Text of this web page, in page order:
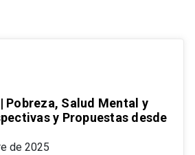
Pobreza, Salud Mental y
y Propuestas desde
de 2025